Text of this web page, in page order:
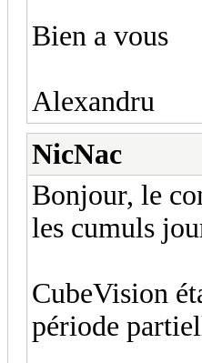
Bien a vous
Alexandru
NicNac
Bonjour, le
les cumuls
CubeVision
période